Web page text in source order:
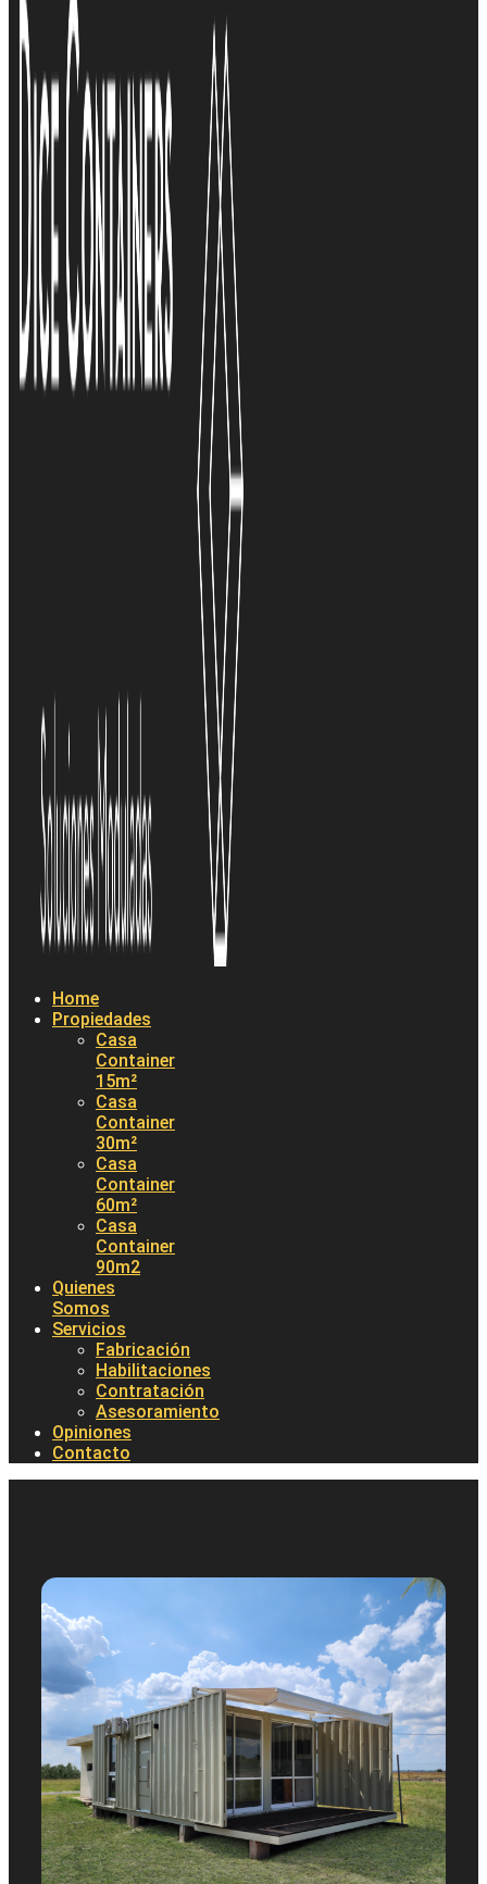
Home
Propiedades
Casa
Container
15m²
Casa
Container
30m²
Casa
Container
60m²
Casa
Container
90m2
Quienes
Somos
Servicios
Fabricación
Habilitaciones
Contratación
Asesoramiento
Opiniones
Contacto